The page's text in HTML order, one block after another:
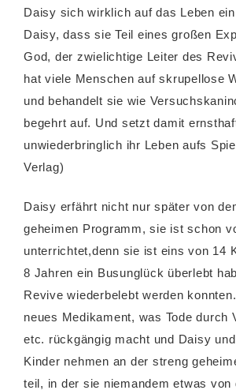
Daisy sich wirklich auf das Leben
Daisy, dass sie Teil eines großen
God, der zwielichtige Leiter des
hat viele Menschen auf skrupellose
und behandelt sie wie
begehrt auf. Und setzt damit
unwiederbringlich ihr Leben aufs
Verlag)
Daisy erfährt nicht nur später von
geheimen Programm, sie ist schon
unterrichtet,denn sie ist eins von 14
8 Jahren ein Busunglück überlebt
Revive wiederbelebt werden
neues Medikament, was Tode durch
etc. rückgängig macht und Daisy
Kinder nehmen an der streng
teil, in der sie niemandem etwas von